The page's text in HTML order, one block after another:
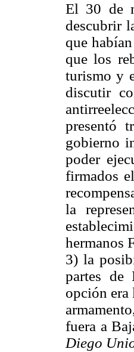
El 30 de
descubrir
que
que los
turismo y
discutir
presentó
gobierno
poder
firmados
la
hermanos
3) la
partes de
opción era
fuera a
Diego